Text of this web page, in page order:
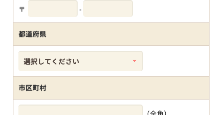
〒 -
都道府県
市区町村